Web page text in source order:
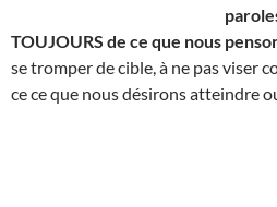
TOUJOURS de ce que nous
se tromper de cible, à ne pas viser
ce ce que nous désirons atteindre